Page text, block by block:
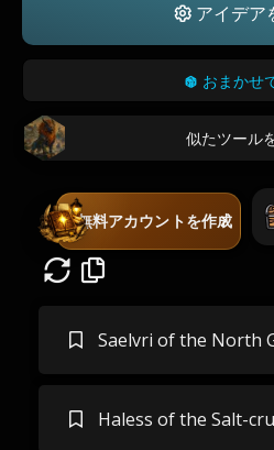
アイデア
おまかせ
似たツール
無料アカウントを作成
Saelvri of the North
Haless of the Salt-